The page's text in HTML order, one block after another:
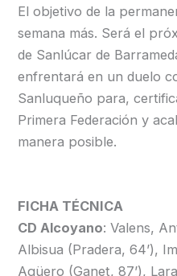
El objetivo de la
semana más. Será el
de Sanlúcar de
enfrentará en un duelo
Sanluqueño para,
Primera Federación y
manera posible.
FICHA TÉCNICA
CD Alcoyano: Valens,
Albisua (Pradera, 64’),
Agüero (Ganet, 87’),